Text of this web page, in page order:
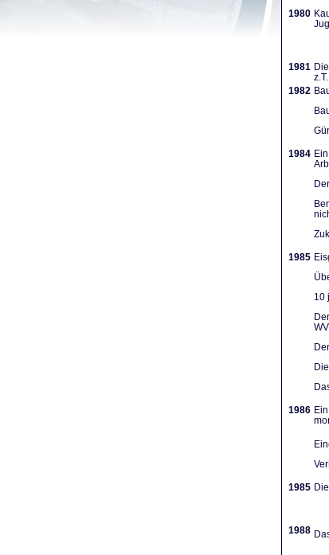
1980
1981
1982
1984
1985
10
1986
1985
1988